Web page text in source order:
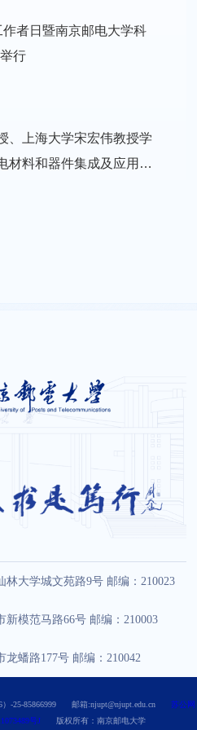
林大学城文苑路9号 邮编：210023
模范马路66号 邮编：210003
蟠路177号 邮编：210042
-25-85866999 邮箱:njupt@njupt.edu.cn
苏公网
号J
版权所有：南京邮电大学